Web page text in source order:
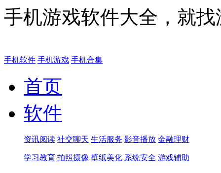
手机游戏软件大全，就
手机软件 手机游戏 手机合集
首页
软件
资讯阅读 社交聊天 生活服务 影音播放 金融理财
学习教育 拍照摄像 壁纸美化 系统安全 游戏辅助